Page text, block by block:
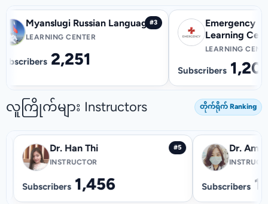
#3
Russian Language
CENTER
2,251
Emergency
Learning Center
LEARNING CENTER
Subscribers1,207
လူကြိုက်များ Instructors တိုက်ရိုက် Ranking
#4 #5
Dr. Han Thi
INSTRUCTOR
Subscribers1,456